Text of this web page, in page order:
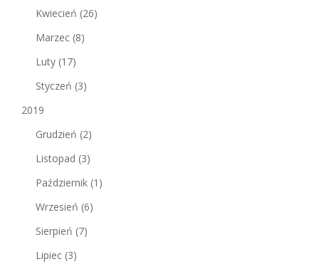
Kwiecień (26)
Marzec (8)
Luty (17)
Styczeń (3)
2019
Grudzień (2)
Listopad (3)
Październik (1)
Wrzesień (6)
Sierpień (7)
Lipiec (3)